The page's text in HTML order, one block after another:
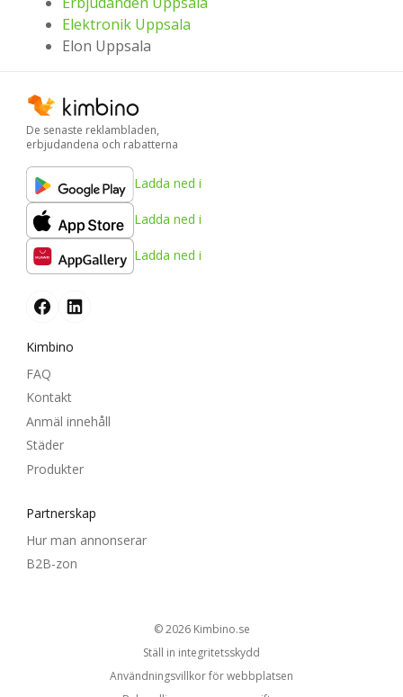
Elektronik Uppsala
Elon Uppsala
De senaste reklambladen,
erbjudandena och rabatterna
Ladda ned i
Ladda ned i
Ladda ned i
Kimbino
FAQ
Kontakt
Anmäl innehåll
Städer
Produkter
Partnerskap
Hur man annonserar
B2B-zon
© 2026 kimbino.se
Ställ in integritetsskydd
Användningsvillkor för webbplatsen